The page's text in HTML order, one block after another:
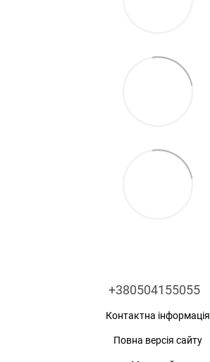
+380504155055
Контактна інформація
Повна версія сайту